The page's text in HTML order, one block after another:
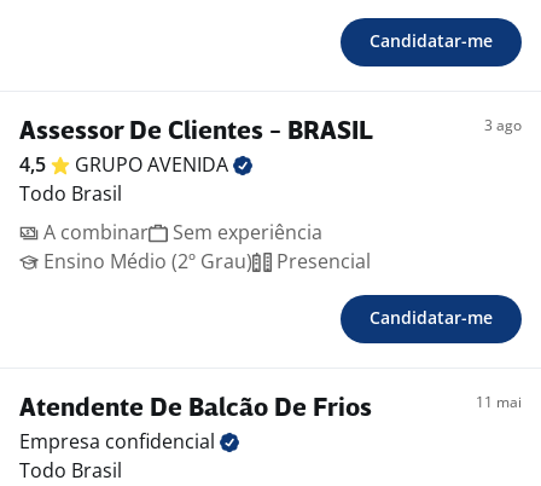
Candidatar-me
Assessor De Clientes - BRASIL 3 ago
4,5 GRUPOAVENIDA
Todo Brasil
A combinar
Sem experiência
Ensino Médio (2º Grau)
Presencial
Candidatar-me
Atendente De Balcão De Frios 11 mai
Empresa confidencial
Todo Brasil